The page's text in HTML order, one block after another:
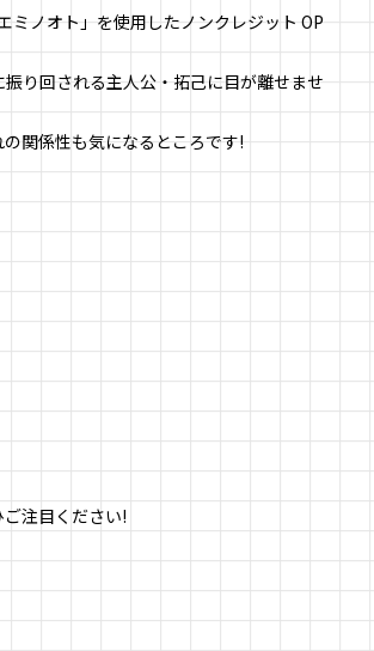
ミノオト」を使用したノンクレジット OP
り回される主人公・拓己に目が離せませ
関係性も気になるところです!
注目ください!